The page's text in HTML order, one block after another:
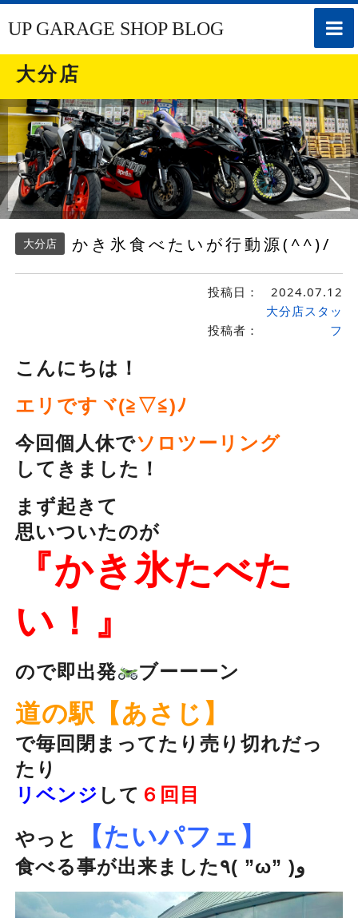
toggle
UP GARAGE SHOP BLOG
大分店
大分店 かき氷食べたいが行動源(^^)/
投稿日： 2024.07.12
投稿者：
大分店スタッ
フ
こんにちは！
エリですヾ(≧▽≦)ﾉ
今回個人休でソロツーリング
してきました！
まず起きて
思いついたのが
『かき氷たべた
い！』
ので即出発 ブーーーン
道の駅【あさじ】
で毎回閉まってたり売り切れだっ
たり
リベンジ して ６回目
やっと 【たいパフェ】
食べる事が出来ました٩( ”ω” )و